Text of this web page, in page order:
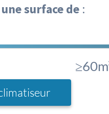
une surface de :